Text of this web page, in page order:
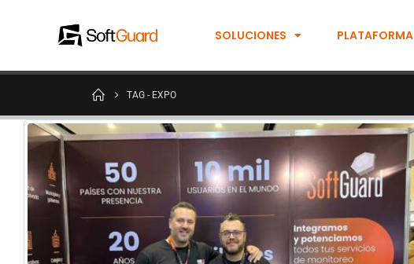
SOLUCIONES PLATAFORMA
TAG - EXPO